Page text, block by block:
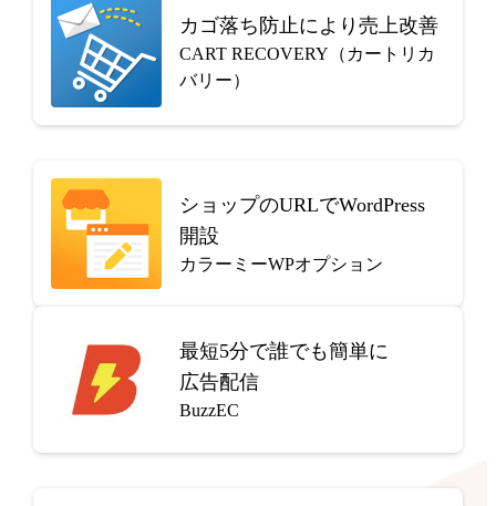
カゴ落ち防止により売上改善
CART RECOVERY（カートリカ
バリー）
ショップのURLでWordPress
開設
カラーミーWPオプション
最短5分で誰でも簡単に
広告配信
BuzzEC